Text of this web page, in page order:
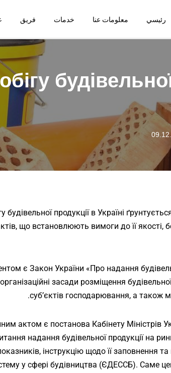
رئيسي معلومات عنا خدمات فريق
будівельної продукції в Україні
що встановлюють вимоги до її якості,
є Закон України «Про надання
засади розміщення
суб’єктів господарювання, а також
актом є постанова Кабінету Міністрів
надання будівельної продукції на
інструкцію щодо її заповнення
у сфері будівництва (ЄДЕССБ). Саме